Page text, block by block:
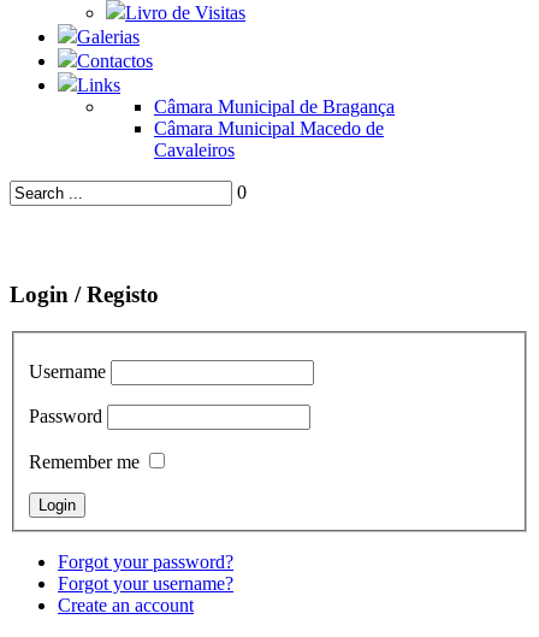
Livro de Visitas
Galerias
Contactos
Links
Câmara Municipal de Bragança
Câmara Municipal Macedo de
Cavaleiros
0
Login / Registo
Username
Password
Remember me
Forgot your password?
Forgot your username?
Create an account